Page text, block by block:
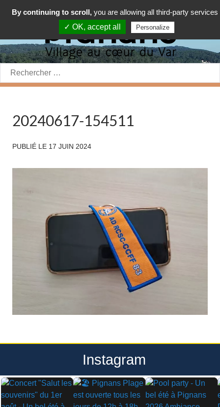
Rechercher:
20240617-154511
PUBLIÉ LE 17 JUIN 2024
Instagram
By continuing to scroll, you are allowing all third-party services
✓ OK, accept all
Personalize